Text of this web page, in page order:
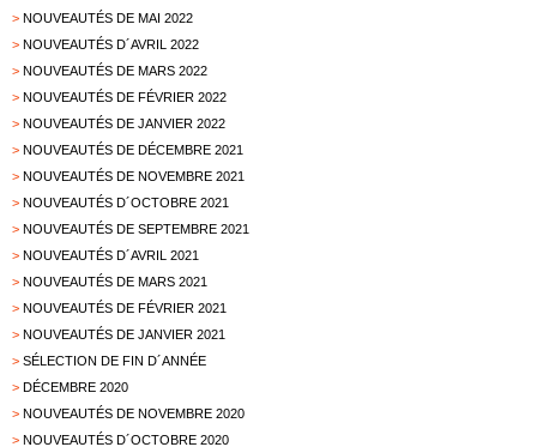
> NOUVEAUTÉS DE MAI 2022
> NOUVEAUTÉS D´AVRIL 2022
> NOUVEAUTÉS DE MARS 2022
> NOUVEAUTÉS DE FÉVRIER 2022
> NOUVEAUTÉS DE JANVIER 2022
> NOUVEAUTÉS DE DÉCEMBRE 2021
> NOUVEAUTÉS DE NOVEMBRE 2021
> NOUVEAUTÉS D´OCTOBRE 2021
> NOUVEAUTÉS DE SEPTEMBRE 2021
> NOUVEAUTÉS D´AVRIL 2021
> NOUVEAUTÉS DE MARS 2021
> NOUVEAUTÉS DE FÉVRIER 2021
> NOUVEAUTÉS DE JANVIER 2021
> SÉLECTION DE FIN D´ANNÉE
> DÉCEMBRE 2020
> NOUVEAUTÉS DE NOVEMBRE 2020
> NOUVEAUTÉS D´OCTOBRE 2020